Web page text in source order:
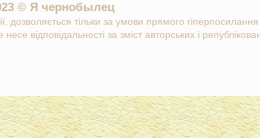
© Я чернобылец
дозволяється тільки за умови прямого
відповідальності за зміст авторських і